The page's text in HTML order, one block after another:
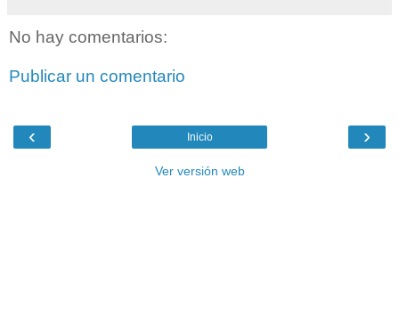
No hay comentarios:
Publicar un comentario
‹ ›
Inicio
Ver versión web